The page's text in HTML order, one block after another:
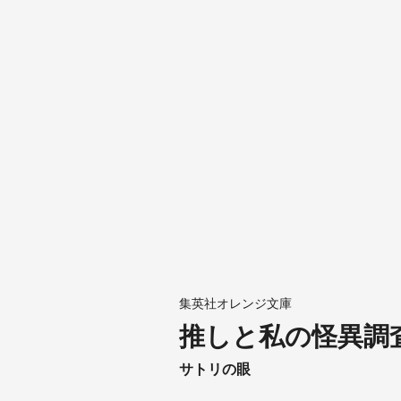
集英社オレンジ文庫
推しと私の怪異調
サトリの眼